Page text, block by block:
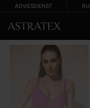
ADVIESDIENST
Verwante producten